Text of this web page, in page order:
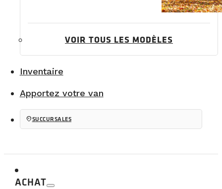
VOIR TOUS LES MODÈLES
Inventaire
Apportez votre van
location_onSUCCURSALES
ACHAT